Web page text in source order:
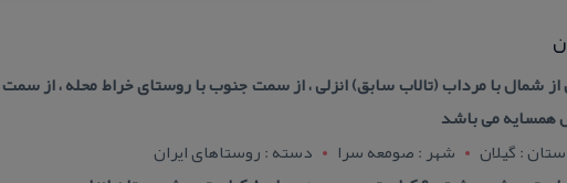
شمال با مرداب (تالاب سابق) انزلی ، از سمت جنوب با روستای خراط محله ، از
همسایه می باشد
: گيلان شهر : صومعه سرا
دسته : روستاهای ایران